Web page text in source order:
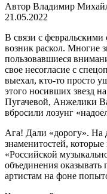
Автор Владимир
21.05.2022
В связи с
возник раскол. Многие
пользовавшиеся
свое несогласие с
выехал, кто-то просто
этого носивших звезд
Пугачевой, Анжелики
вбросили лозунг
Ага! Дали «дорогу». На
знаменитостей,
«Российской
объединения
артистам на фоне